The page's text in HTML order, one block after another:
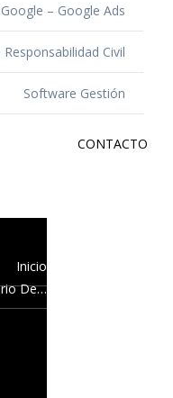
– Google Ads
Civil
Software Gestión
CONTACTO
Inicio
De…